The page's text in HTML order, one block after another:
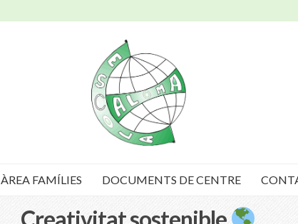
ÀREA FAMÍLIES DOCUMENTS DE CENTRE